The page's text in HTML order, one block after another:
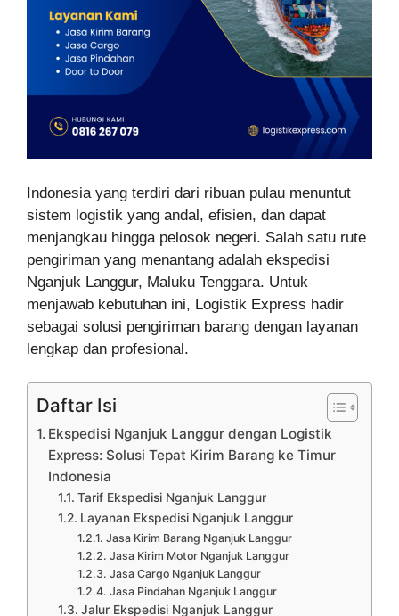
Indonesia yang terdiri dari ribuan pulau menuntut
sistem logistik yang andal, efisien, dan dapat
menjangkau hingga pelosok negeri. Salah satu rute
pengiriman yang menantang adalah ekspedisi
Nganjuk Langgur, Maluku Tenggara. Untuk
menjawab kebutuhan ini, Logistik Express hadir
sebagai solusi pengiriman barang dengan layanan
lengkap dan profesional.
Daftar Isi
Ekspedisi Nganjuk Langgur dengan Logistik
Express: Solusi Tepat Kirim Barang ke Timur
Indonesia
Tarif Ekspedisi Nganjuk Langgur
Layanan Ekspedisi Nganjuk Langgur
Jasa Kirim Barang Nganjuk Langgur
Jasa Kirim Motor Nganjuk Langgur
Jasa Cargo Nganjuk Langgur
Jasa Pindahan Nganjuk Langgur
Jalur Ekspedisi Nganjuk Langgur